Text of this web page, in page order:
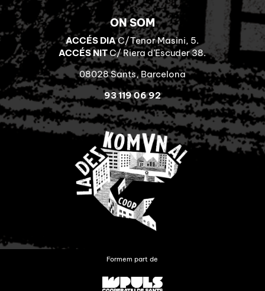
ON SOM
ACCÉS DIAC/Tenor Masini, 5.
ACCÉS NITC/ Riera d’Escuder 38.
08028 Sants, Barcelona
93 119 06 92
Formem part de